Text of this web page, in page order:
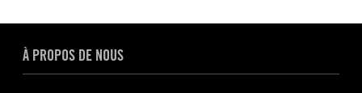
À PROPOS DE NOUS